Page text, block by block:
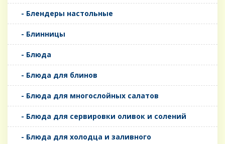
- Блендеры настольные
- Блинницы
- Блюда
- Блюда для блинов
- Блюда для многослойных салатов
- Блюда для сервировки оливок и солений
- Блюда для холодца и заливного